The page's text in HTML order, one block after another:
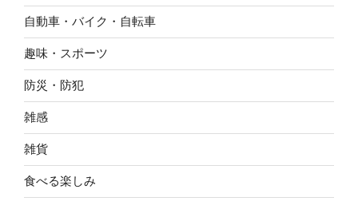
自動車・バイク・自転車
趣味・スポーツ
防災・防犯
雑感
雑貨
食べる楽しみ